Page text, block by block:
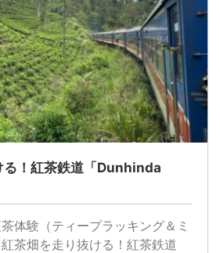
る！紅茶鉄道「Dunhinda
体験（ティープラッキング＆ミ
茶畑を走り抜ける！紅茶鉄道